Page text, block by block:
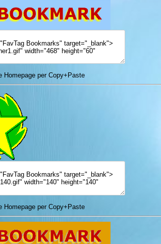
Homepage per Copy+Paste
Homepage per Copy+Paste